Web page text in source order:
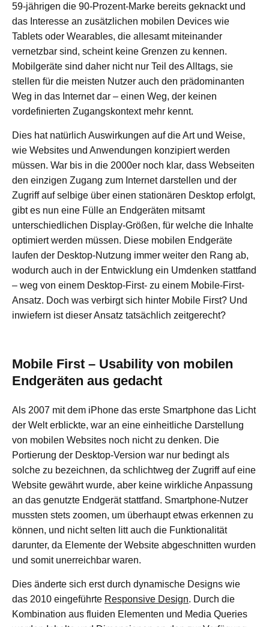
59-jährigen die 90-Prozent-Marke bereits geknackt und
das Interesse an zusätzlichen mobilen Devices wie
Tablets oder Wearables, die allesamt miteinander
vernetzbar sind, scheint keine Grenzen zu kennen.
Mobilgeräte sind daher nicht nur Teil des Alltags, sie
stellen für die meisten Nutzer auch den prädominanten
Weg in das Internet dar – einen Weg, der keinen
vordefinierten Zugangskontext mehr kennt.
Dies hat natürlich Auswirkungen auf die Art und Weise,
wie Websites und Anwendungen konzipiert werden
müssen. War bis in die 2000er noch klar, dass Webseiten
den einzigen Zugang zum Internet darstellen und der
Zugriff auf selbige über einen stationären Desktop erfolgt,
gibt es nun eine Fülle an Endgeräten mitsamt
unterschiedlichen Display-Größen, für welche die Inhalte
optimiert werden müssen. Diese mobilen Endgeräte
laufen der Desktop-Nutzung immer weiter den Rang ab,
wodurch auch in der Entwicklung ein Umdenken stattfand
– weg von einem Desktop-First- zu einem Mobile-First-
Ansatz. Doch was verbirgt sich hinter Mobile First? Und
inwiefern ist dieser Ansatz tatsächlich zeitgerecht?
Mobile First – Usability von mobilen
Endgeräten aus gedacht
Als 2007 mit dem iPhone das erste Smartphone das Licht
der Welt erblickte, war an eine einheitliche Darstellung
von mobilen Websites noch nicht zu denken. Die
Portierung der Desktop-Version war nur bedingt als
solche zu bezeichnen, da schlichtweg der Zugriff auf eine
Website gewährt wurde, aber keine wirkliche Anpassung
an das genutzte Endgerät stattfand. Smartphone-Nutzer
mussten stets zoomen, um überhaupt etwas erkennen zu
können, und nicht selten litt auch die Funktionalität
darunter, da Elemente der Website abgeschnitten wurden
und somit unerreichbar waren.
Dies änderte sich erst durch dynamische Designs wie
das 2010 eingeführte Responsive Design. Durch die
Kombination aus fluiden Elementen und Media Queries
Datenschutzerklärung
Impressum